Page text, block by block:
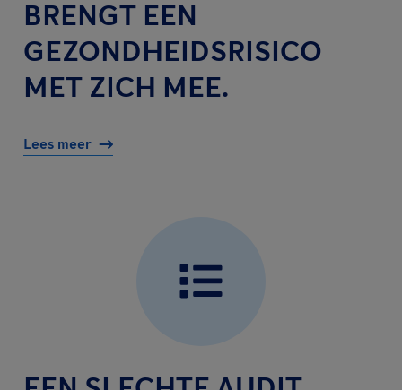
BRENGT EEN
GEZONDHEIDSRISICO
MET ZICH MEE.
Lees meer